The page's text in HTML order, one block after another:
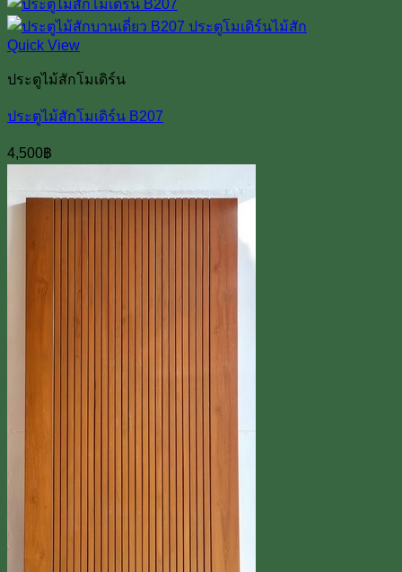
Quick View
ประตูไม้สักโมเดิร์น
ประตูไม้สักโมเดิร์น B207
4,500฿